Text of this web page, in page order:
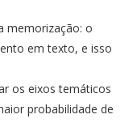
memorização: o
em texto, e isso
os eixos temáticos
probabilidade de